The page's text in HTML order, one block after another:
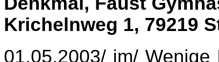
Krichelnweg 1, 79219
01.05.2003/ jm/